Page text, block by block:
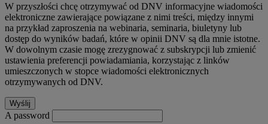
W przyszłości chcę otrzymywać od DNV informacyjne wiadomości
elektroniczne zawierające powiązane z nimi treści, między innymi
na przykład zaproszenia na webinaria, seminaria, biuletyny lub
dostęp do wyników badań, które w opinii DNV są dla mnie istotne.
W dowolnym czasie mogę zrezygnować z subskrypcji lub zmienić
ustawienia preferencji powiadamiania, korzystając z linków
umieszczonych w stopce wiadomości elektronicznych
otrzymywanych od DNV.
A password